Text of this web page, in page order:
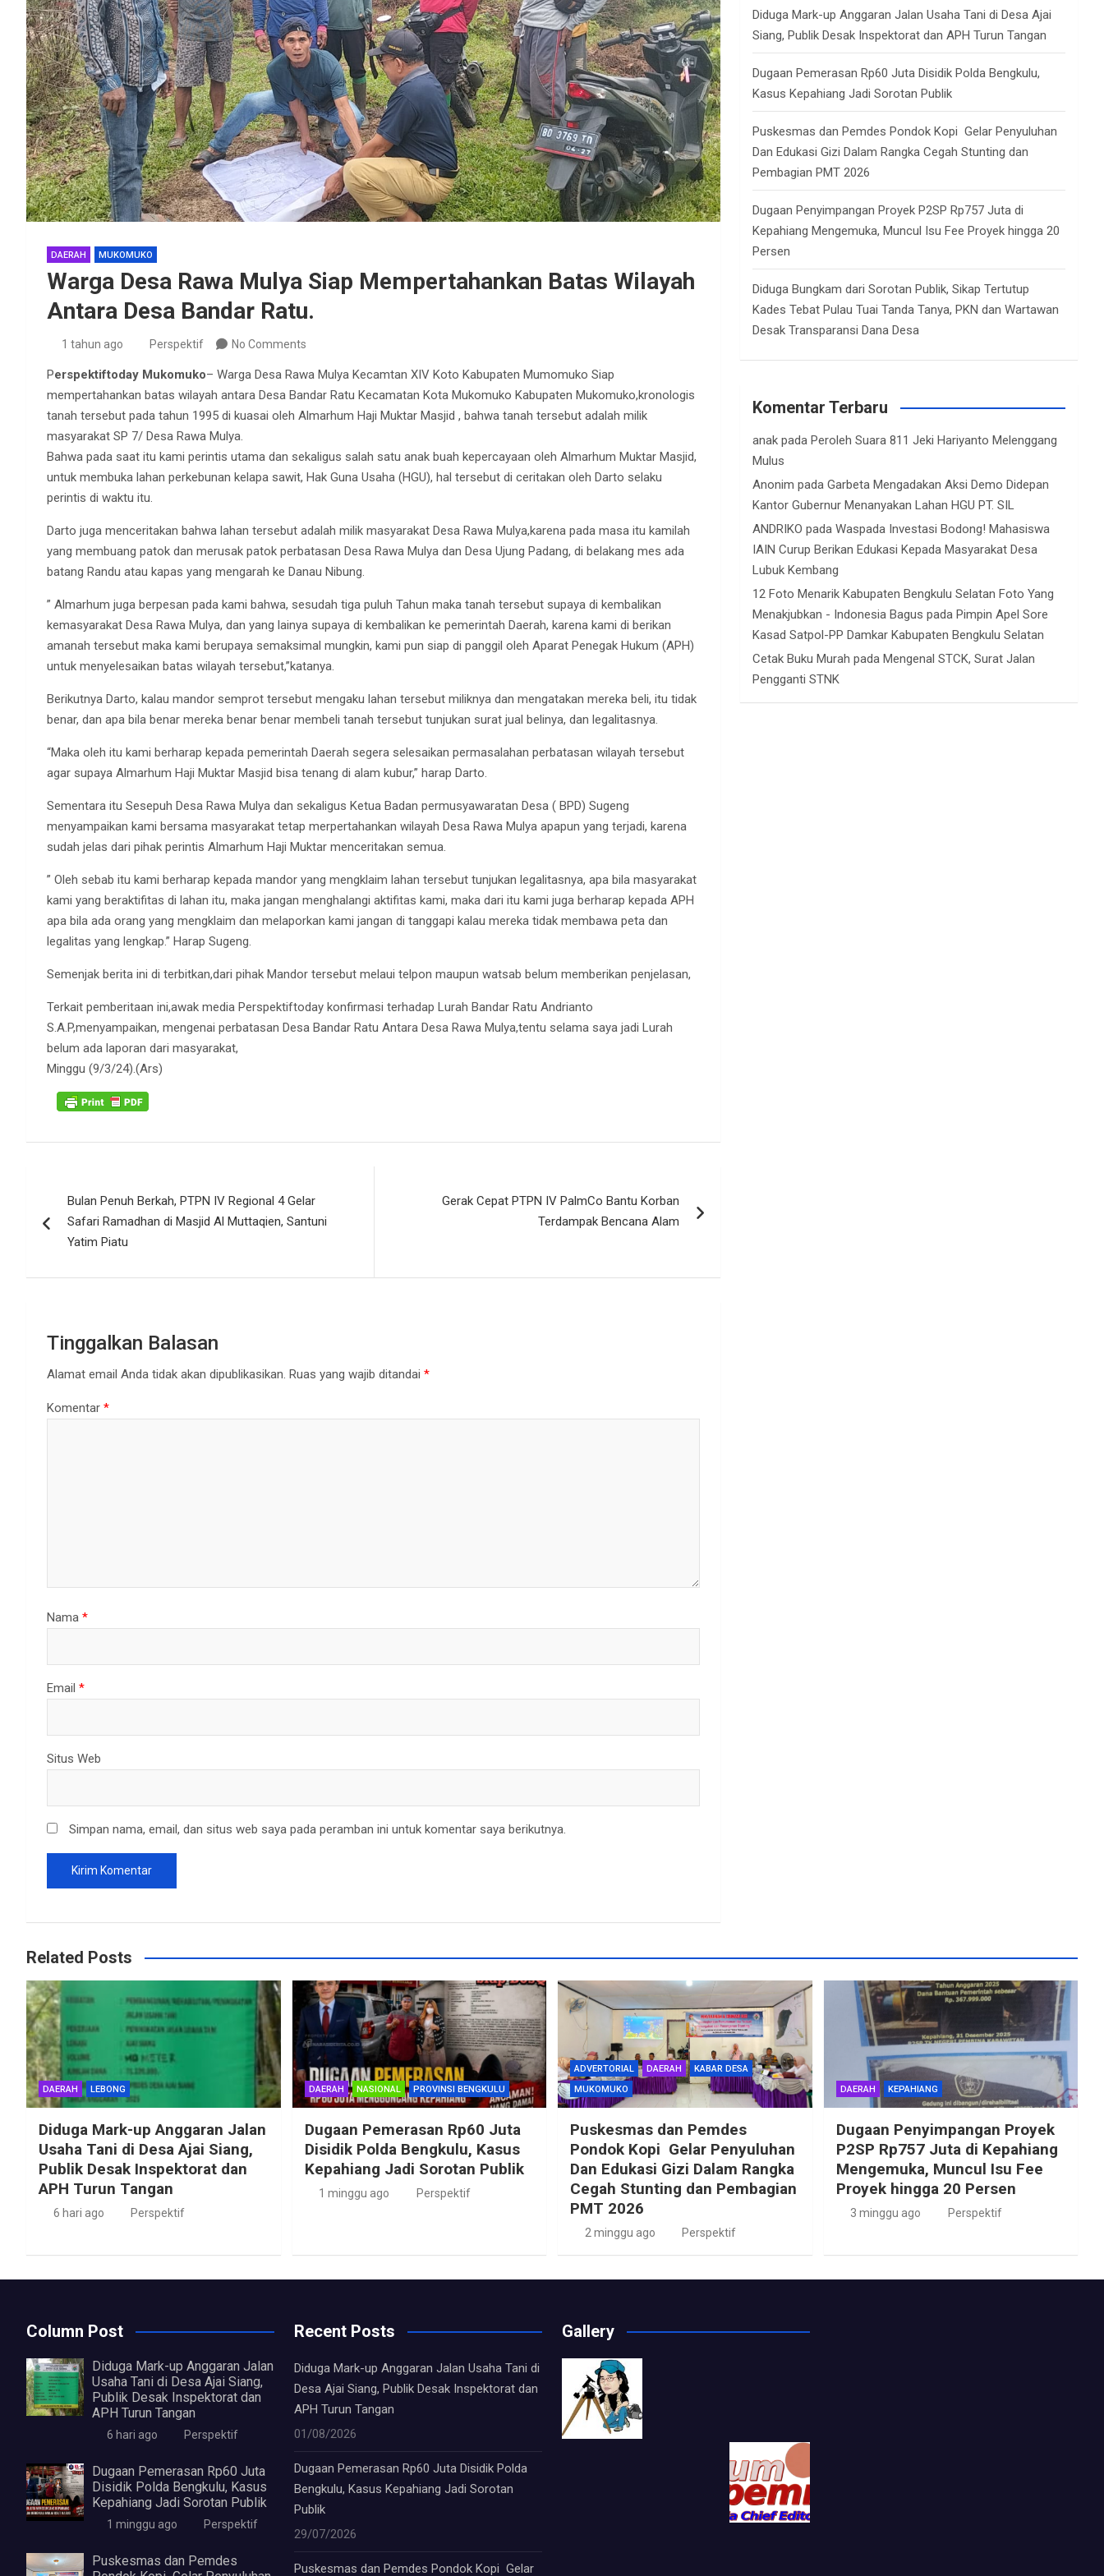
DAERAH MUKOMUKO
Warga Desa Rawa Mulya Siap Mempertahankan Batas Wilayah
Antara Desa Bandar Ratu.
1 tahun ago Perspektif No Comments
Perspektiftoday Mukomuko– Warga Desa Rawa Mulya Kecamtan XIV Koto Kabupaten Mumomuko Siap
mempertahankan batas wilayah antara Desa Bandar Ratu Kecamatan Kota Mukomuko Kabupaten Mukomuko,kronologis
tanah tersebut pada tahun 1995 di kuasai oleh Almarhum Haji Muktar Masjid , bahwa tanah tersebut adalah milik
masyarakat SP 7/ Desa Rawa Mulya.
Bahwa pada saat itu kami perintis utama dan sekaligus salah satu anak buah kepercayaan oleh Almarhum Muktar Masjid,
untuk membuka lahan perkebunan kelapa sawit, Hak Guna Usaha (HGU), hal tersebut di ceritakan oleh Darto selaku
perintis di waktu itu.
Darto juga menceritakan bahwa lahan tersebut adalah milik masyarakat Desa Rawa Mulya,karena pada masa itu kamilah
yang membuang patok dan merusak patok perbatasan Desa Rawa Mulya dan Desa Ujung Padang, di belakang mes ada
batang Randu atau kapas yang mengarah ke Danau Nibung.
” Almarhum juga berpesan pada kami bahwa, sesudah tiga puluh Tahun maka tanah tersebut supaya di kembalikan
kemasyarakat Desa Rawa Mulya, dan yang lainya supaya di kembalikan ke pemerintah Daerah, karena kami di berikan
amanah tersebut maka kami berupaya semaksimal mungkin, kami pun siap di panggil oleh Aparat Penegak Hukum (APH)
untuk menyelesaikan batas wilayah tersebut,”katanya.
Berikutnya Darto, kalau mandor semprot tersebut mengaku lahan tersebut miliknya dan mengatakan mereka beli, itu tidak
benar, dan apa bila benar mereka benar benar membeli tanah tersebut tunjukan surat jual belinya, dan legalitasnya.
“Maka oleh itu kami berharap kepada pemerintah Daerah segera selesaikan permasalahan perbatasan wilayah tersebut
agar supaya Almarhum Haji Muktar Masjid bisa tenang di alam kubur,” harap Darto.
Sementara itu Sesepuh Desa Rawa Mulya dan sekaligus Ketua Badan permusyawaratan Desa ( BPD) Sugeng
menyampaikan kami bersama masyarakat tetap merpertahankan wilayah Desa Rawa Mulya apapun yang terjadi, karena
sudah jelas dari pihak perintis Almarhum Haji Muktar menceritakan semua.
” Oleh sebab itu kami berharap kepada mandor yang mengklaim lahan tersebut tunjukan legalitasnya, apa bila masyarakat
kami yang beraktifitas di lahan itu, maka jangan menghalangi aktifitas kami, maka dari itu kami juga berharap kepada APH
apa bila ada orang yang mengklaim dan melaporkan kami jangan di tanggapi kalau mereka tidak membawa peta dan
legalitas yang lengkap.” Harap Sugeng.
Semenjak berita ini di terbitkan,dari pihak Mandor tersebut melaui telpon maupun watsab belum memberikan penjelasan,
Terkait pemberitaan ini,awak media Perspektiftoday konfirmasi terhadap Lurah Bandar Ratu Andrianto
S.A.P,menyampaikan, mengenai perbatasan Desa Bandar Ratu Antara Desa Rawa Mulya,tentu selama saya jadi Lurah
belum ada laporan dari masyarakat,
Minggu (9/3/24).(Ars)
posBulan Penuh Berkah, PTPN IV Regional 4 Gelar
Safari Ramadhan di Masjid Al Muttaqien, Santuni
Yatim Piatu
Gerak Cepat PTPN IV PalmCo Bantu Korban
Terdampak Bencana Alam
Tinggalkan Balasan
Alamat email Anda tidak akan dipublikasikan. Ruas yang wajib ditandai *
Komentar *
Nama *
Email *
Situs Web
Simpan nama, email, dan situs web saya pada peramban ini untuk komentar saya berikutnya.
Diduga Mark-up Anggaran Jalan Usaha Tani di Desa Ajai
Siang, Publik Desak Inspektorat dan APH Turun Tangan
Dugaan Pemerasan Rp60 Juta Disidik Polda Bengkulu,
Kasus Kepahiang Jadi Sorotan Publik
Puskesmas dan Pemdes Pondok Kopi Gelar Penyuluhan
Dan Edukasi Gizi Dalam Rangka Cegah Stunting dan
Pembagian PMT 2026
Dugaan Penyimpangan Proyek P2SP Rp757 Juta di
Kepahiang Mengemuka, Muncul Isu Fee Proyek hingga 20
Persen
Diduga Bungkam dari Sorotan Publik, Sikap Tertutup
Kades Tebat Pulau Tuai Tanda Tanya, PKN dan Wartawan
Desak Transparansi Dana Desa
Komentar Terbaru
anak pada Peroleh Suara 811 Jeki Hariyanto Melenggang
Mulus
Anonim padaGarbeta Mengadakan Aksi Demo Didepan
Kantor Gubernur Menanyakan Lahan HGU PT. SIL
ANDRIKO padaWaspada Investasi Bodong! Mahasiswa
IAIN Curup Berikan Edukasi Kepada Masyarakat Desa
Lubuk Kembang
12 Foto Menarik Kabupaten Bengkulu Selatan Foto Yang
Menakjubkan - Indonesia Bagus pada Pimpin Apel Sore
Kasad Satpol-PP Damkar Kabupaten Bengkulu Selatan
Cetak Buku Murah pada Mengenal STCK, Surat Jalan
Pengganti STNK
Related Posts
DAERAH LEBONG
Diduga Mark-up Anggaran Jalan
Usaha Tani di Desa Ajai Siang,
Publik Desak Inspektorat dan
APH Turun Tangan
6 hari ago Perspektif
DAERAH NASIONAL PROVINSI BENGKULU
Dugaan Pemerasan Rp60 Juta
Disidik Polda Bengkulu, Kasus
Kepahiang Jadi Sorotan Publik
1 minggu ago Perspektif
ADVERTORIAL DAERAH
KABAR DESA
MUKOMUKO
Puskesmas dan Pemdes
Pondok Kopi Gelar Penyuluhan
Dan Edukasi Gizi Dalam Rangka
Cegah Stunting dan Pembagian
PMT 2026
2 minggu ago Perspektif
DAERAH KEPAHIANG
Dugaan Penyimpangan Proyek
P2SP Rp757 Juta di Kepahiang
Mengemuka, Muncul Isu Fee
Proyek hingga 20 Persen
3 minggu ago Perspektif
Column Post
Diduga Mark-up Anggaran Jalan
Usaha Tani di Desa Ajai Siang,
Publik Desak Inspektorat dan
APH Turun Tangan
6 hari ago Perspektif
Dugaan Pemerasan Rp60 Juta
Disidik Polda Bengkulu, Kasus
Kepahiang Jadi Sorotan Publik
1 minggu ago Perspektif
Puskesmas dan Pemdes
Recent Posts
Diduga Mark-up Anggaran Jalan Usaha Tani di
Desa Ajai Siang, Publik Desak Inspektorat dan
APH Turun Tangan
01/08/2026
Dugaan Pemerasan Rp60 Juta Disidik Polda
Bengkulu, Kasus Kepahiang Jadi Sorotan
Publik
29/07/2026
Puskesmas dan Pemdes Pondok Kopi Gelar
Gallery